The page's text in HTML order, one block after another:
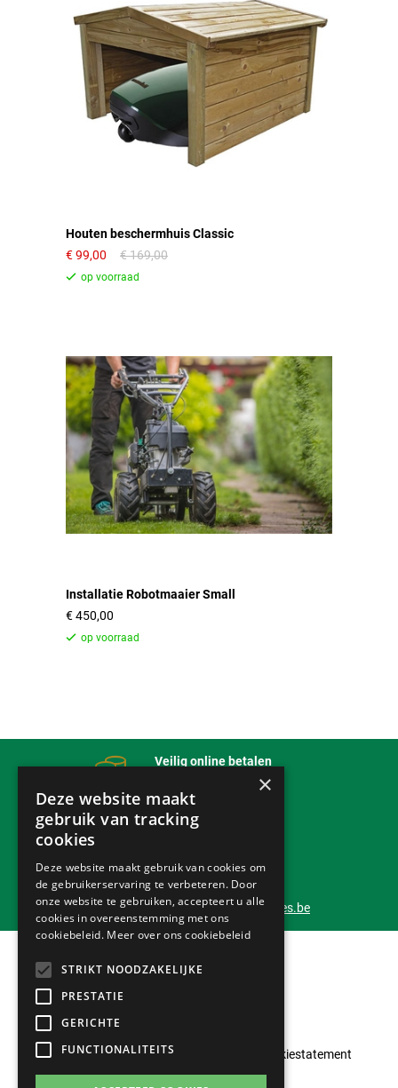
Houten beschermhuis Classic
99,00
169,00
Installatie Robotmaaier Small
450,00
Veilig online betalen
mollie
Bezorging
Klantendienst 24/7
info@outlet-tuinmachines.be
Klantenservice Privacyverklaring
Cookiestatement
×
Deze website maakt
gebruik van tracking
cookies
Deze website maakt gebruik van cookies om
de gebruikerservaring te verbeteren. Door
onze website te gebruiken, accepteert u alle
cookies in overeenstemming met ons
cookiebeleid. Meer over ons cookiebeleid
STRIKT NOODZAKELIJKE
PRESTATIE
GERICHTE
FUNCTIONALITEITS